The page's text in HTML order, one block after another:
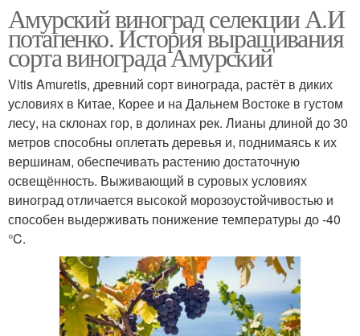
Амурский виноград селекции А.И
потапенко. История выращивания
сорта винограда Амурский
Vitis Amuretis, древний сорт винограда, растёт в диких
условиях в Китае, Корее и на Дальнем Востоке в густом
лесу, на склонах гор, в долинах рек. Лианы длиной до 30
метров способны оплетать деревья и, поднимаясь к их
вершинам, обеспечивать растению достаточную
освещённость. Выживающий в суровых условиях
виноград отличается высокой морозоустойчивостью и
способен выдерживать понижение температуры до -40
°C.